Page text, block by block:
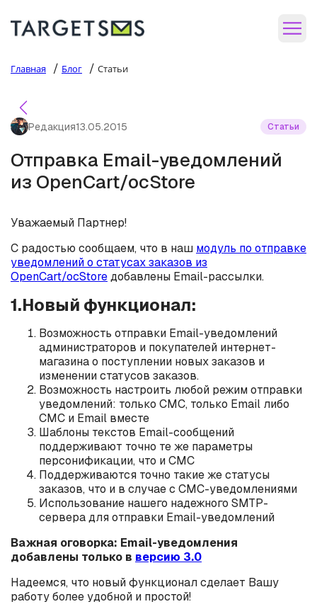
Главная / Блог / Статьи
Редакция13.05.2015 Статьи
Отправка Email-уведомлений
из OpenCart/ocStore
Уважаемый Партнер!
С радостью сообщаем, что в наш модуль по отправке
уведомлений о статусах заказов из
OpenCart/ocStoreдобавлены Email-рассылки.
1.Новый функционал:
Возможность отправки Email-уведомлений
администраторов и покупателей интернет-
магазина о поступлении новых заказов и
изменении статусов заказов.
Возможность настроить любой режим отправки
уведомлений: только СМС, только Email либо
СМС и Email вместе
Шаблоны текстов Email-сообщений
поддерживают точно те же параметры
персонификации, что и СМС
Поддерживаются точно такие же статусы
заказов, что и в случае с СМС-уведомлениями
Использование нашего надежного SMTP-
сервера для отправки Email-уведомлений
Важная оговорка: Email-уведомления
добавлены только в версию 3.0
Надеемся, что новый функционал сделает Вашу
работу более удобной и простой!